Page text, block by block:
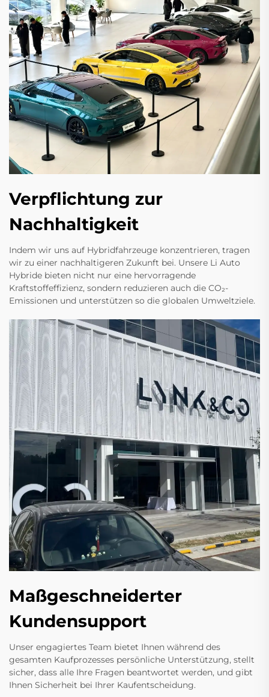
Verpflichtung zur
Nachhaltigkeit
Indem wir uns auf Hybridfahrzeuge konzentrieren, tragen
wir zu einer nachhaltigeren Zukunft bei. Unsere Li Auto
Hybride bieten nicht nur eine hervorragende
Kraftstoffeffizienz, sondern reduzieren auch die CO₂-
Emissionen und unterstützen so die globalen Umweltziele.
Maßgeschneiderter
Kundensupport
Unser engagiertes Team bietet Ihnen während des
gesamten Kaufprozesses persönliche Unterstützung, stellt
sicher, dass alle Ihre Fragen beantwortet werden, und gibt
Ihnen Sicherheit bei Ihrer Kaufentscheidung.